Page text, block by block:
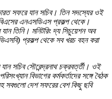
সফরে যান সচিব। তিন সদস্যের ওই
এনএসডিএস প্রকল্প থেকে।
তিনি। মনিটরিং দ্য সিচুয়েশন অব
প্রকল্প থেকে সব খরচ বহন করা
সচিব সৌরেন্দ্রনাথ চক্রবর্ত্তী। ওই
বিভাগের কর্মকর্তাদের সঙ্গে বৈঠক
সবগুলো দেশ সফরের বেশ কিছু ছবি